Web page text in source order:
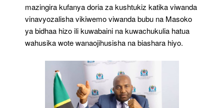
mazingira kufanya doria za kushtukiz katika viwanda
vinavyozalisha vikiwemo viwanda bubu na Masoko
ya bidhaa hizo ili kuwabaini na kuwachukulia hatua
wahusika wote wanaojihusisha na biashara hiyo.